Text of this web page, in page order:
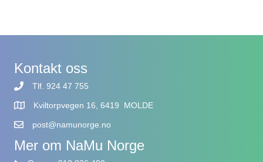
Kontakt oss
Tlf. 924 47 755
Kviltorpvegen 16, 6419 MOLDE
post@namunorge.no
Mer om NaMu Norge